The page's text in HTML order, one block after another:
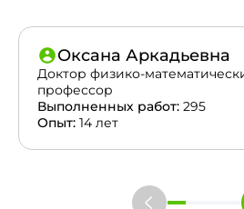
Оксана Аркадьевна
Доктор физико-
профессор
Выполненных работ: 295
Опыт: 14 лет